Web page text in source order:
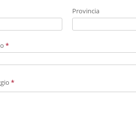
Provincia
*
*